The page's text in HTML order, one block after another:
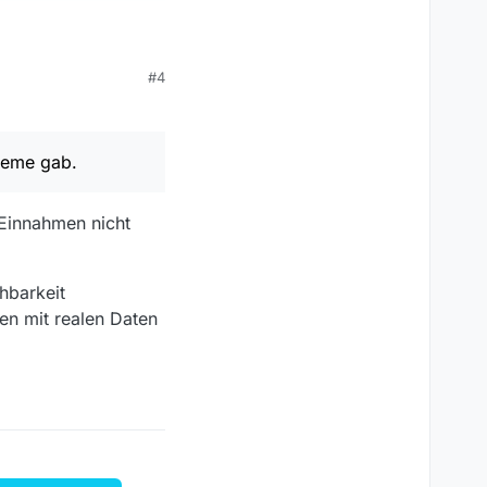
da die
auch recht
#4
gab.
nicht
mit realen Daten